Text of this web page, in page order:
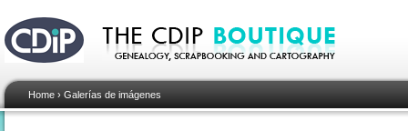
Home › Galerías de imágenes